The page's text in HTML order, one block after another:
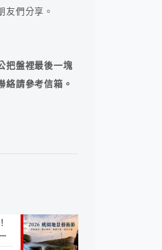
友們分享。
把盤裡最後一塊
絡請參考信箱。